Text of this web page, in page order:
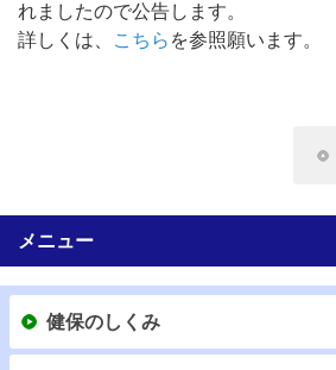
れましたので公告します。
詳しくは、
こちら を参照願います。
メニュー
健保のしくみ